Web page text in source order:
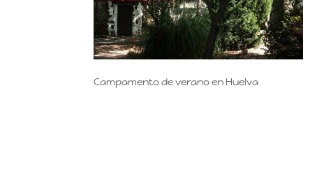
Campamento de verano en Huelva